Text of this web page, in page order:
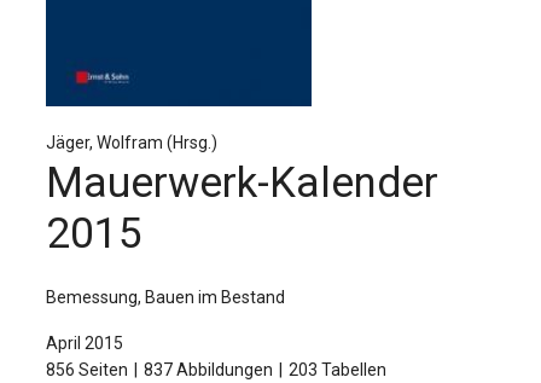
Verlag
Sprache / Language: DE Sprache / Language: EN
Jäger, Wolfram (Hrsg.)
Mauerwerk-Kalender
2015
Bemessung, Bauen im Bestand
April 2015
856 Seiten
837 Abbildungen
203 Tabellen